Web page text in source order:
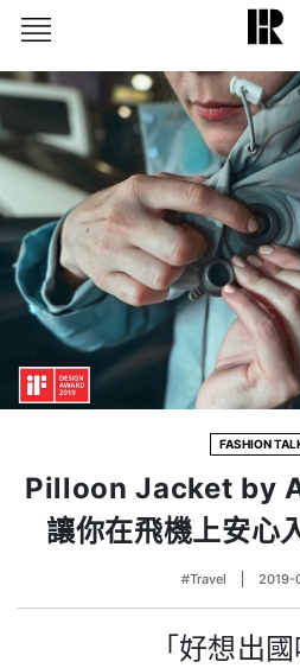
FASHION
Pilloon Jacket by
讓你在飛機上安心
#Travel 2019-
「好想出國